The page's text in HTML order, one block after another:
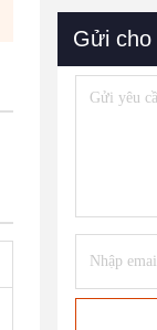
Gửi cho